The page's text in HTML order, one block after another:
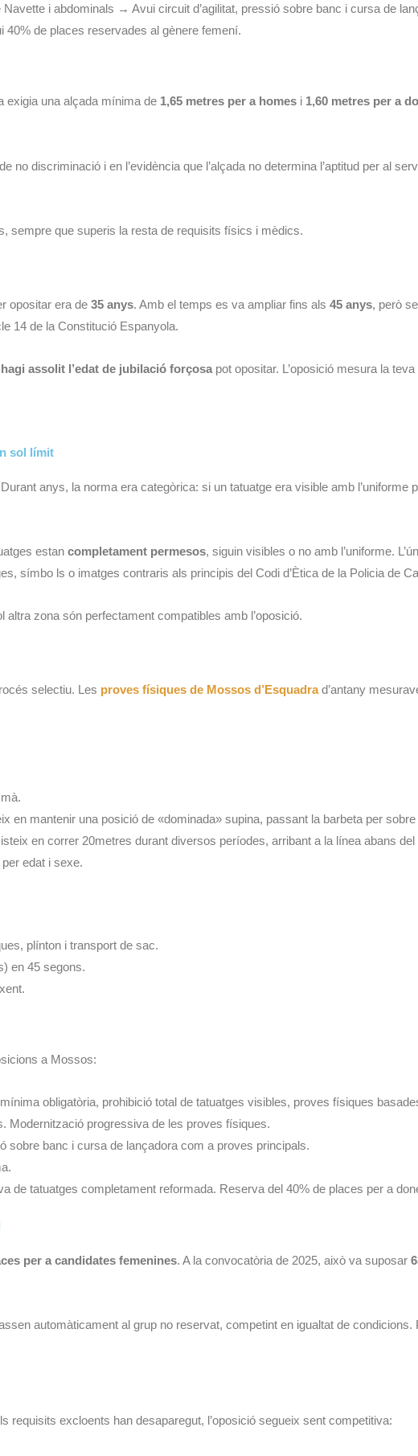
i abdominals → Avui circuit d’agilitat, pressió sobre banc i cursa de
de places reservades al gènere femení.
exigia una alçada mínima de 1,65 metres per a homes i 1,60 metres per a
no discriminació i en l’evidència que l’alçada no determina l’aptitud per al
sempre que superis la resta de requisits físics i mèdics.
opositar era de 35 anys. Amb el temps es va ampliar fins als 45 anys, però
14 de la Constitució Espanyola.
assolit l’edat de jubilació forçosapot opositar. L’oposició mesura la
sol límit
anys, la norma era categòrica: si un tatuatge era visible amb l’uniforme
estan completament permesos, siguin visibles o no amb l’uniforme.
símbo ls o imatges contraris als principis del Codi d’Ètica de la Policia de
zona són perfectament compatibles amb l’oposició.
selectiu. Les proves físiques de Mossos d’Esquadrad’antany
en mantenir una posició de «dominada» supina, passant la barbeta per sobre
en correr 20metres durant diversos períodes, arribant a la línea abans del
edat i sexe.
plínton i transport de sac.
en 45 segons.
a Mossos:
obligatòria, prohibició total de tatuatges visibles, proves físiques
Modernització progressiva de les proves físiques.
sobre banc i cursa de lançadora com a proves principals.
de tatuatges completament reformada. Reserva del 40% de places per a
per a candidates femenines. A la convocatòria de 2025, això va suposar
automàticament al grup no reservat, competint en igualtat de condicions.
requisits excloents han desaparegut, l’oposició segueix sent competitiva: